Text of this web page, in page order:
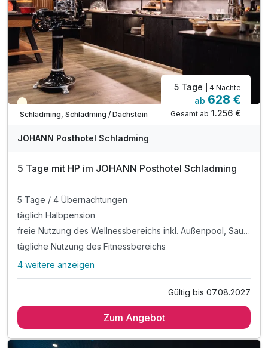
Teilweise ausgelastet
Schladming, Schladming / Dachstein
5 Tage | 4 Nächte
ab 628 €
Gesamt ab 1.256 €
JOHANN Posthotel Schladming
5 Tage mit HP im JOHANN Posthotel Schladming
5 Tage / 4 Übernachtungen
täglich Halbpension
freie Nutzung des Wellnessbereichs inkl. Außenpool, Saunawelt, Chillarea und Fitnessraum
tägliche Nutzung des Fitnessbereichs
Alle Inklusivleistungen
Saunawelt, Chillarea und Fitnessraum
4 weitere anzeigen
Gültig bis 07.08.2027
Zum Angebot